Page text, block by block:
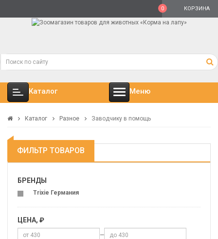
КОРЗИНА
0
Каталог Меню
Каталог Разное Заводчику в помощь
ФИЛЬТР ТОВАРОВ
БРЕНДЫ
Trixie Германия
ЦЕНА, ₽
—